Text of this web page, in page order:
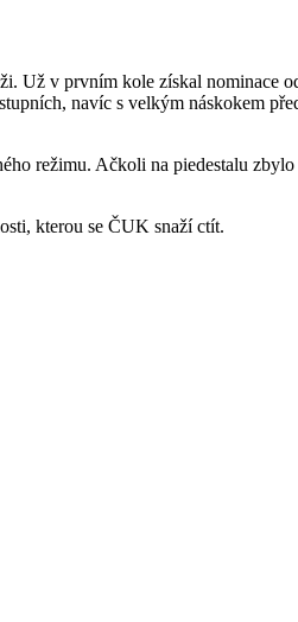
Už v prvním kole získal nominace
navíc s velkým náskokem
režimu. Ačkoli na piedestalu
kterou se ČUK snaží ctít.